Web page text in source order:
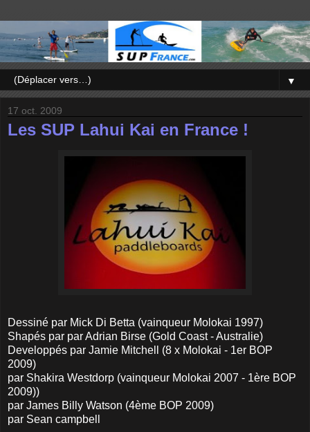
▼
17 oct. 2009
Les SUP Lahui Kai en France !
Dessiné par Mick Di Betta (vainqueur Molokai 1997)
Shapés par par Adrian Birse (Gold Coast - Australie)
Developpés par Jamie Mitchell (8 x Molokai - 1er BOP
2009)
par Shakira Westdorp (vainqueur Molokai 2007 - 1ère BOP
2009))
par James Billy Watson (4ème BOP 2009)
par Sean campbell